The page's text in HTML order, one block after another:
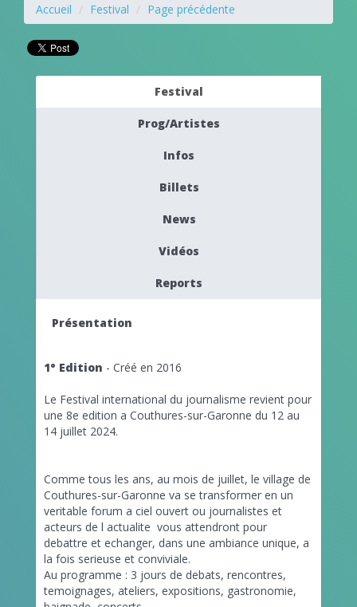
Accueil Festival Page précédente
Festival
Prog/Artistes
Infos
Billets
News
Vidéos
Reports
Présentation
1° Edition - Créé en 2016
Le Festival international du journalisme revient pour
une 8e edition a Couthures-sur-Garonne du 12 au
14 juillet 2024.
Comme tous les ans, au mois de juillet, le village de
Couthures-sur-Garonne va se transformer en un
veritable forum a ciel ouvert ou journalistes et
acteurs de l actualite vous attendront pour
debattre et echanger, dans une ambiance unique, a
la fois serieuse et conviviale.
Au programme : 3 jours de debats, rencontres,
temoignages, ateliers, expositions, gastronomie,